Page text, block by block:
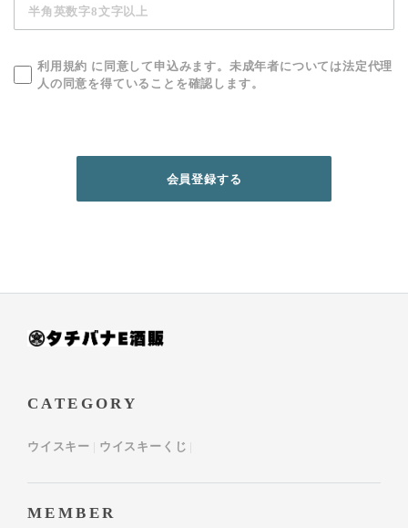
利用規約 に同意して申込みます。未成年者については法定代理
人の同意を得ていることを確認します。
CATEGORY
ウイスキー ウイスキーくじ
MEMBER